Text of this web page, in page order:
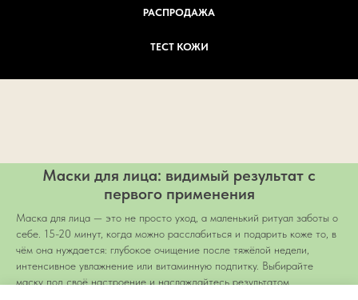
РАСПРОДАЖА
ТЕСТ КОЖИ
Маски для лица: видимый результат с
первого применения
Маска для лица — это не просто уход, а маленький ритуал заботы о
себе. 15-20 минут, когда можно расслабиться и подарить коже то, в
чём она нуждается: глубокое очищение после тяжёлой недели,
интенсивное увлажнение или витаминную подпитку. Выбирайте
маску под своё настроение и наслаждайтесь результатом.